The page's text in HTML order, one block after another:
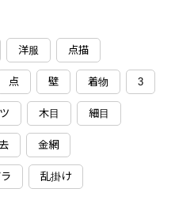
洋服 点描
点 壁 着物 3
木目 細目
金網
乱掛け